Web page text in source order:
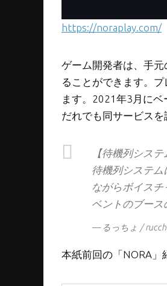
https://noraplay.com/
ゲーム開発者は、手
ることができます。
ます。2021年3月に
だれでも同サービスを
【待機列システ
待機列システ
ながらボイス
ベントのブース
— るっちょ /
本紙前回の「NORA」